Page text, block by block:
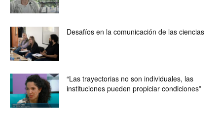
Desafíos en la comunicación de las ciencias
“Las trayectorias no son individuales, las
instituciones pueden propiciar condiciones”